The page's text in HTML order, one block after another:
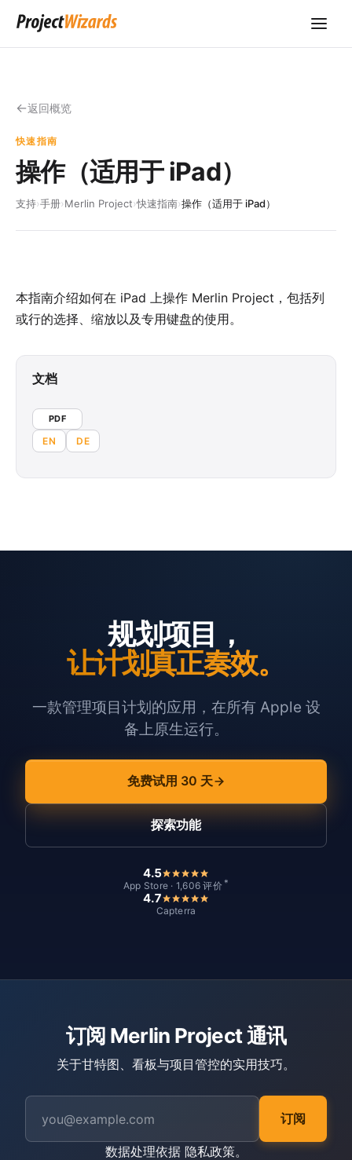
返回概览
快速指南
操作（适用于 iPad）
支持›手册›Merlin Project›快速指南›操作（适用于 iPad）
本指南介绍如何在 iPad 上操作 Merlin Project，包括列
或行的选择、缩放以及专用键盘的使用。
文档
PDF
EN DE
规划项目，
让计划真正奏效。
一款管理项目计划的应用，在所有 Apple 设
备上原生运行。
免费试用 30 天
探索功能
4.5
App Store · 1,606 评价 *
4.7
Capterra
订阅 Merlin Project 通讯
关于甘特图、看板与项目管控的实用技巧。
订阅
数据处理依据 隐私政策。